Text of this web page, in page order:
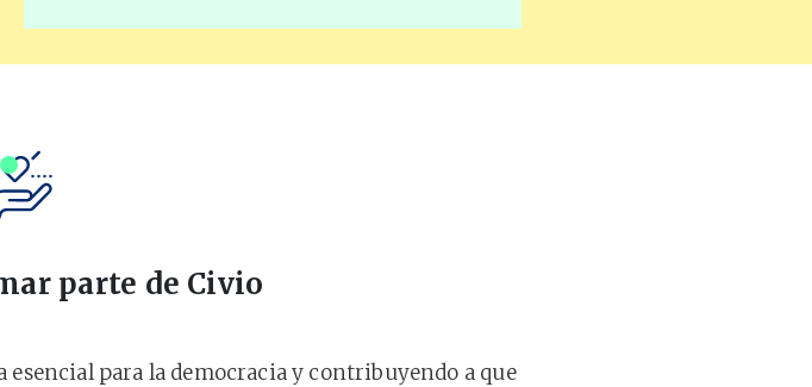
parte de Civio
para la democracia y contribuyendo a que